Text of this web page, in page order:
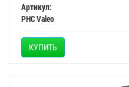
Артикул:
PHC Valeo
КУПИТЬ